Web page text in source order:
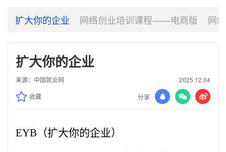
扩大你的企业 网络创业培训课程——电商版 网
扩大你的企业
来源：中国就业网
2025.12.04
收藏
分享
EYB（扩大你的企业）